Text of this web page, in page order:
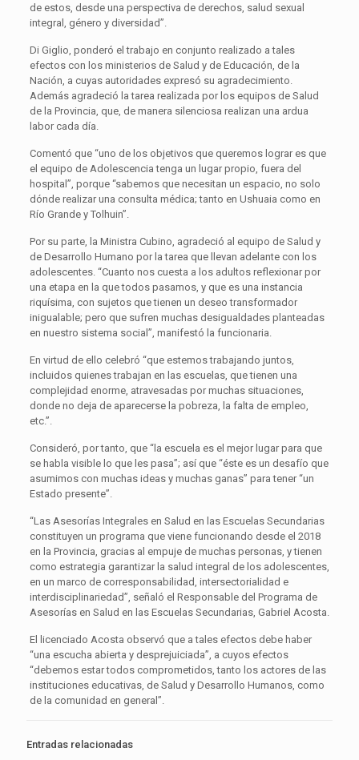
de estos, desde una perspectiva de derechos, salud sexual
integral, género y diversidad”.
Di Giglio, ponderó el trabajo en conjunto realizado a tales
efectos con los ministerios de Salud y de Educación, de la
Nación, a cuyas autoridades expresó su agradecimiento.
Además agradeció la tarea realizada por los equipos de Salud
de la Provincia, que, de manera silenciosa realizan una ardua
labor cada día.
Comentó que “uno de los objetivos que queremos lograr es que
el equipo de Adolescencia tenga un lugar propio, fuera del
hospital”, porque “sabemos que necesitan un espacio, no solo
dónde realizar una consulta médica; tanto en Ushuaia como en
Río Grande y Tolhuin”.
Por su parte, la Ministra Cubino, agradeció al equipo de Salud y
de Desarrollo Humano por la tarea que llevan adelante con los
adolescentes. “Cuanto nos cuesta a los adultos reflexionar por
una etapa en la que todos pasamos, y que es una instancia
riquísima, con sujetos que tienen un deseo transformador
inigualable; pero que sufren muchas desigualdades planteadas
en nuestro sistema social”, manifestó la funcionaria.
En virtud de ello celebró “que estemos trabajando juntos,
incluidos quienes trabajan en las escuelas, que tienen una
complejidad enorme, atravesadas por muchas situaciones,
donde no deja de aparecerse la pobreza, la falta de empleo,
etc.”.
Consideró, por tanto, que “la escuela es el mejor lugar para que
se habla visible lo que les pasa”; así que “éste es un desafío que
asumimos con muchas ideas y muchas ganas” para tener “un
Estado presente”.
“Las Asesorías Integrales en Salud en las Escuelas Secundarias
constituyen un programa que viene funcionando desde el 2018
en la Provincia, gracias al empuje de muchas personas, y tienen
como estrategia garantizar la salud integral de los adolescentes,
en un marco de corresponsabilidad, intersectorialidad e
interdisciplinariedad”, señaló el Responsable del Programa de
Asesorías en Salud en las Escuelas Secundarias, Gabriel Acosta.
El licenciado Acosta observó que a tales efectos debe haber
“una escucha abierta y desprejuiciada”, a cuyos efectos
“debemos estar todos comprometidos, tanto los actores de las
instituciones educativas, de Salud y Desarrollo Humanos, como
de la comunidad en general”.
Entradas relacionadas